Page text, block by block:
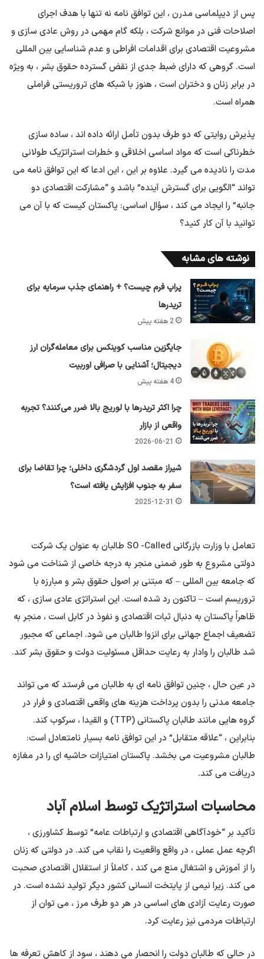
پس از دیپلماسی مدرن ، این توافق نامه نه تنها با هدف اجرای
اصلاحات فنی در موانع شرکت ، بلکه گام مهمی در روش عادی سازی و
مشروعیت اقتصادی برای اقدامات افراطی و عدم شناسایی بین المللی
است. گروهی که دارای ضبط جدی از نقض گسترده حقوق بشر ، به ویژه
در برابر زنان و دختران است ، هنوز با شبکه های تروریستی فراملی
همراه است.
پذیرش روایتی که دو طرف بدون تأمل ارائه داده اند ، ساده سازی
خطرناکی است که مواد اساسی اخلاقی و خطرات استراتژیک طولانی
مدت را نادیده می گیرد. علاوه بر این ، این ادعا که این توافق نامه می
تواند “الگویی برای گسترش آینده” باشد و “مشارکت اقتصادی دو
جانبه” را ایجاد می کند ، سؤال اساسی: پاکستان کیست که با آن می
توانید با آن کار کنید؟
نوشته های مشابه
پراپ فرم چیست؟ + راهنمای جذب سرمایه برای
تریدرها
2 هفته پیش
جایگزین مناسب کوینکس برای معامله‌گران ارز
دیجیتال؛ آشنایی با صرافی اوربیت
4 هفته پیش
چرا اکثر تریدرها با لوریج بالا ضرر می‌کنند؟ تجربه
واقعی از بازار
2026-06-21
شیراز مقصد اول گردشگری داخلی؛ چرا تقاضا برای
سفر به جنوب افزایش یافته است؟
2025-12-31
تعامل با وزارت بازرگانی SO -Called طالبان به عنوان یک شرکت
دولتی مشروع به طور ضمنی منجر به درجه خاصی از شناخت می شود
که جامعه بین المللی – که مبتنی بر اصول حقوق بشر و مبارزه با
تروریسم است – تاکنون رد شده است. این استراتژی عادی سازی ، که
ظاهراً پاکستان به دنبال ثبات اقتصادی و نفوذ در کابل است ، منجر به
تضعیف اجماع جهانی برای انزوا طالبان می شود. اجماعی که مجبور
شد طالبان را وادار به رعایت حداقل مسئولیت دولت و حقوق بشر کند.
در عین حال ، چنین توافق نامه ای به طالبان می فرستد که می تواند
جامعه مدنی را بدون پرداخت هزینه های واقعی اقتصادی و فرار در
گروه هایی مانند طالبان پاکستانی (TTP) و القیدا ، سرکوب کند.
بنابراین ، “علاقه متقابل” در این توافق نامه بسیار نامتعادل است:
طالبان مشروعیت می بخشد. پاکستان امتیازات حاشیه ای را در مغازه
دریافت می کند.
محاسبات استراتژیک توسط اسلام آباد
تأکید بر “خودآگاهی اقتصادی و ارتباطات عامه” توسط کشاورزی ،
اگرچه عمل عملی ، در واقع واقعیت را نقاب می کند. در دولتی که زنان
را از آموزش و اشتغال منع می کند ، کاملاً از استقلال اقتصادی صحبت
می کند. زیرا نیمی از پایتخت انسانی کشور دیگر تولید نشده است. در
صورت رعایت آزادی های اساسی در هر دو طرف مرز ، می توان از
ارتباطات مردمی نیز رعایت کرد.
در حالی که طالبان دولت را انحصار می دهند ، سود از کاهش تعرفه ها